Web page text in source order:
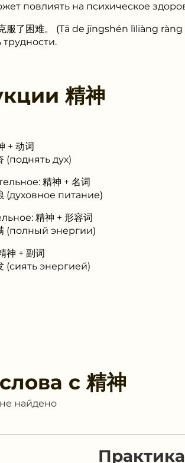
повлиять на психическое
服了困难。 (Tā de jīngshén lìliàng
精神
+ 动词
(поднять дух)
精神 + 名词
(духовное питание)
精神 + 形容词
(полный энергии)
神 + 副词
(сиять энергией)
с精神
найдено
Практика